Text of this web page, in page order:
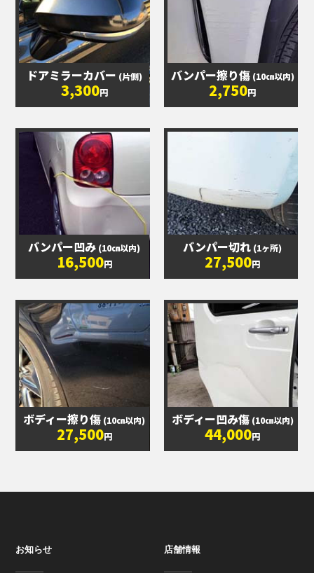
ドアミラーカバー (片側)
3,300円
バンパー擦り傷 (10㎝以内)
2,750円
バンパー凹み (10㎝以内)
16,500円
バンパー切れ (1ヶ所)
27,500円
ボディー擦り傷 (10㎝以内)
27,500円
ボディー凹み傷 (10㎝以内)
44,000円
お知らせ 店舗情報